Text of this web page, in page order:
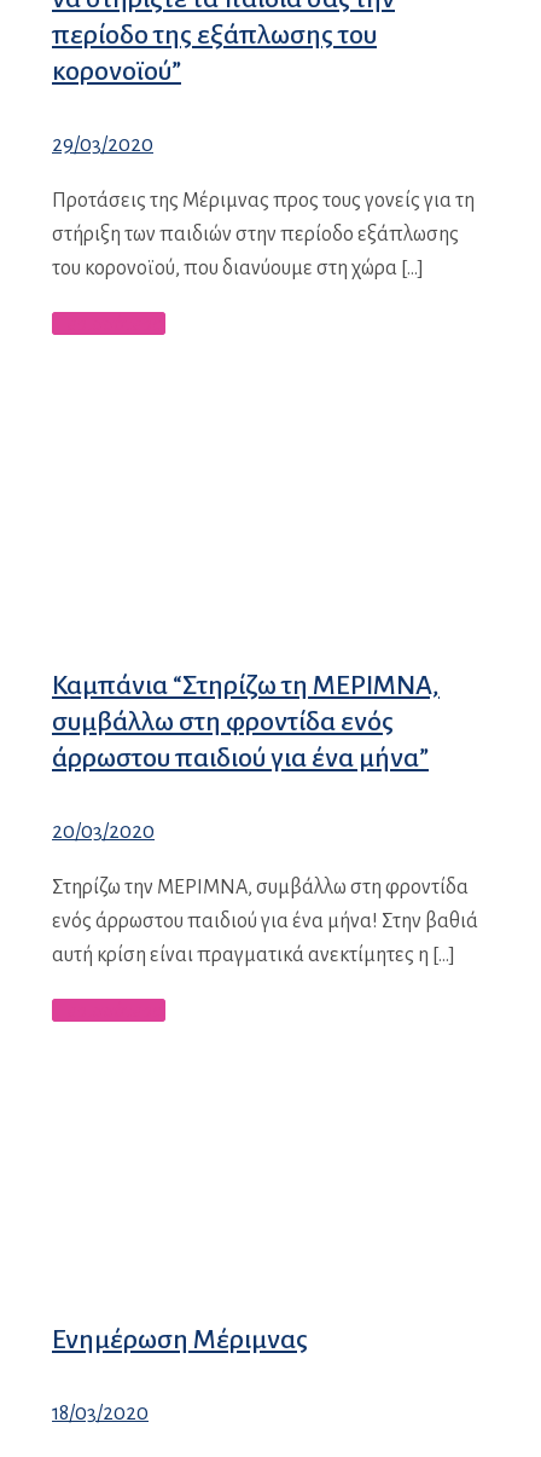
περίοδο της εξάπλωσης του
κορονοϊού”
29/03/2020
Προτάσεις της Μέριμνας προς τους γονείς για τη
στήριξη των παιδιών στην περίοδο εξάπλωσης
του κορονοϊού, που διανύουμε στη χώρα […]
Καμπάνια “Στηρίζω τη ΜΕΡΙΜΝΑ,
συμβάλλω στη φροντίδα ενός
άρρωστου παιδιού για ένα μήνα”
20/03/2020
Στηρίζω την ΜΕΡΙΜΝΑ, συμβάλλω στη φροντίδα
ενός άρρωστου παιδιού για ένα μήνα! Στην βαθιά
αυτή κρίση είναι πραγματικά ανεκτίμητες η […]
Ενημέρωση Μέριμνας
18/03/2020